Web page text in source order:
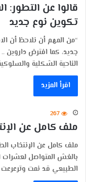
قالوا عن التطور:
تكوين نوع جديد
“من المهم أن نلاحظ أن
جديد، كما افترض
الناحية الشكلية
اقرأ المزيد
267
ملف كامل عن
ملف كامل عن الإنتخاب
بالغش المتواصل لعشرات
الطبيعي قد نمت